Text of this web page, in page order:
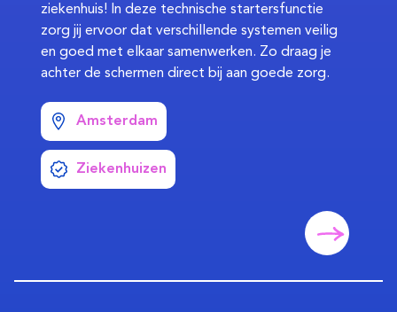
Amsterdam
Ziekenhuizen
ziekenhuis! In deze technische startersfunctie
zorg jij ervoor dat verschillende systemen veilig
en goed met elkaar samenwerken. Zo draag je
achter de schermen direct bij aan goede zorg.